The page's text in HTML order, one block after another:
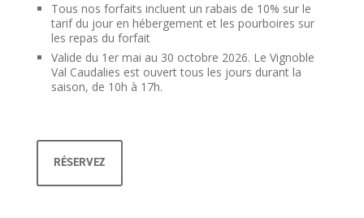
Tous nos forfaits incluent un rabais de 10% sur le
tarif du jour en hébergement et les pourboires sur
les repas du forfait
Valide du 1er mai au 30 octobre 2026. Le Vignoble
Val Caudalies est ouvert tous les jours durant la
saison, de 10h à 17h.
RÉSERVEZ